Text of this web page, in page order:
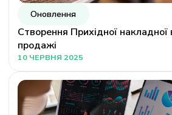
Оновлення
Створення Прихідної накладної
продажі
10 ЧЕРВНЯ 2025